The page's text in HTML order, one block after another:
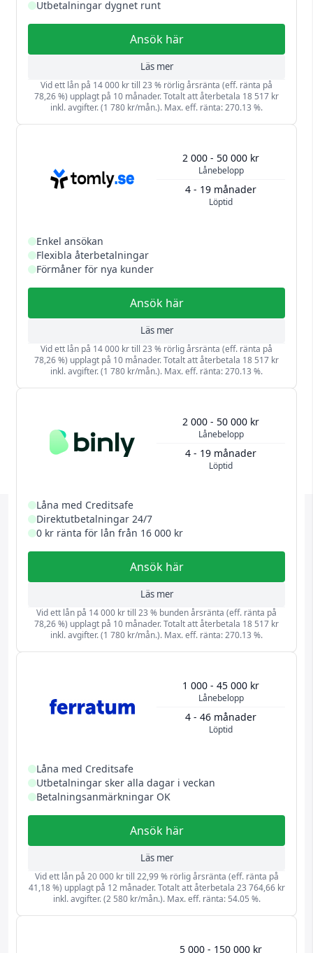
Utbetalningar dygnet runt
Ansök här
Läs mer
Vid ett lån på 14 000 kr till 23 % rörlig årsränta (eff. ränta på
78,26 %) upplagt på 10 månader. Totalt att återbetala 18 517 kr
inkl. avgifter. (1 780 kr/mån.). Max. eff. ränta: 270.13 %.
Lånebelopp
2 000 - 50 000 kr
Löptid
4 - 19 månader
Enkel ansökan
Flexibla återbetalningar
Förmåner för nya kunder
Ansök här
Läs mer
Vid ett lån på 14 000 kr till 23 % rörlig årsränta (eff. ränta på
78,26 %) upplagt på 10 månader. Totalt att återbetala 18 517 kr
inkl. avgifter. (1 780 kr/mån.). Max. eff. ränta: 270.13 %.
Lånebelopp
2 000 - 50 000 kr
Löptid
4 - 19 månader
Låna med Creditsafe
Direktutbetalningar 24/7
0 kr ränta för lån från 16 000 kr
Ansök här
Läs mer
Vid ett lån på 14 000 kr till 23 % bunden årsränta (eff. ränta på
78,26 %) upplagt på 10 månader. Totalt att återbetala 18 517 kr
inkl. avgifter. (1 780 kr/mån.). Max. eff. ränta: 270.13 %.
Lånebelopp
1 000 - 45 000 kr
Löptid
4 - 46 månader
Låna med Creditsafe
Utbetalningar sker alla dagar i veckan
Betalningsanmärkningar OK
Ansök här
Läs mer
Vid ett lån på 20 000 kr till 22,99 % rörlig årsränta (eff. ränta på
41,18 %) upplagt på 12 månader. Totalt att återbetala 23 764,66 kr
inkl. avgifter. (2 580 kr/mån.). Max. eff. ränta: 54.05 %.
5 000 - 150 000 kr